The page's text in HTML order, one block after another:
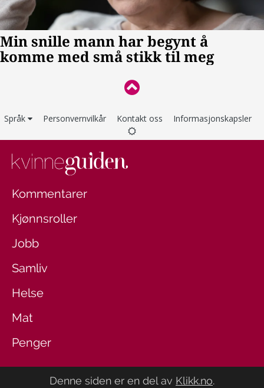
Språk Personvernvilkår Kontakt oss Informasjonskapsler
Kommentarer
Kjønnsroller
Jobb
Samliv
Helse
Mat
Penger
Denne siden er en del av Klikk.no.